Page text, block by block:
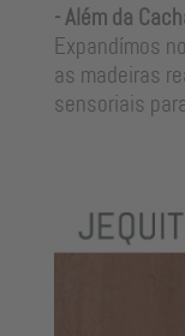
- Além da
Expandímos
as madeiras
sensoriais